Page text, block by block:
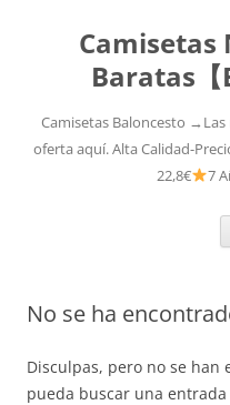
Camisetas
Baratas【
Camisetas Baloncesto →Las
oferta aquí. Alta Calidad-
22,8€
7
No se ha
Disculpas, pero no se han
pueda buscar una